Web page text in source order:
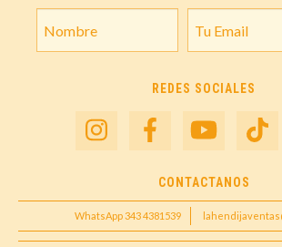
REDES SOCIALES
CONTACTANOS
WhatsApp 343 4381539